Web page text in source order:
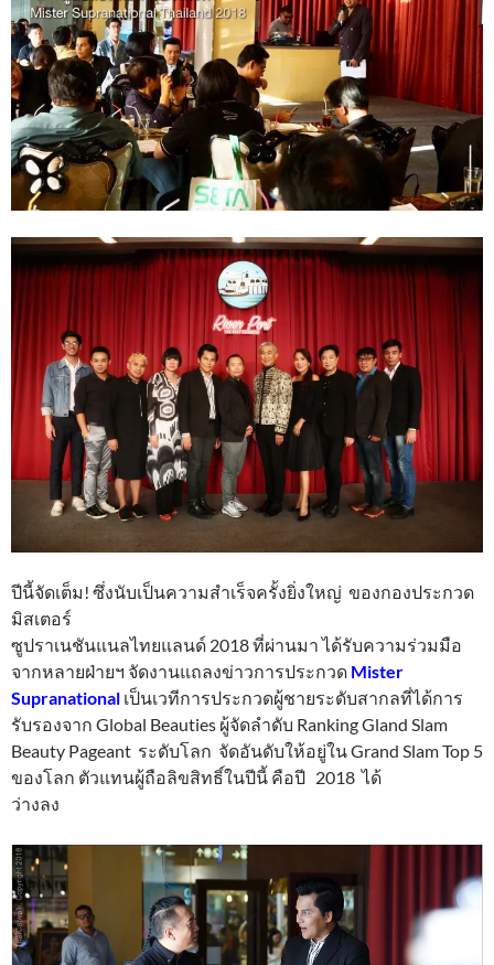
ปีนี้จัดเต็ม! ซึ่งนับเป็นความสำเร็จครั้งยิ่งใหญ่ ของกองประกวด
มิสเตอร์
ซูปราเนชันแนลไทยแลนด์ 2018 ที่ผ่านมา ได้รับความร่วมมือ
จากหลายฝ่ายฯ จัดงานแถลงข่าวการประกวด Mister
Supranational เป็นเวทีการประกวดผู้ชายระดับสากลที่ได้การ
รับรองจาก Global Beauties ผู้จัดลำดับ Ranking Gland Slam
Beauty Pageant ระดับโลก จัดอันดับให้อยู่ใน Grand Slam Top 5
ของโลก ตัวแทนผู้ถือลิขสิทธิ์ในปีนี้ คือปี 2018 ได้
ว่างลง